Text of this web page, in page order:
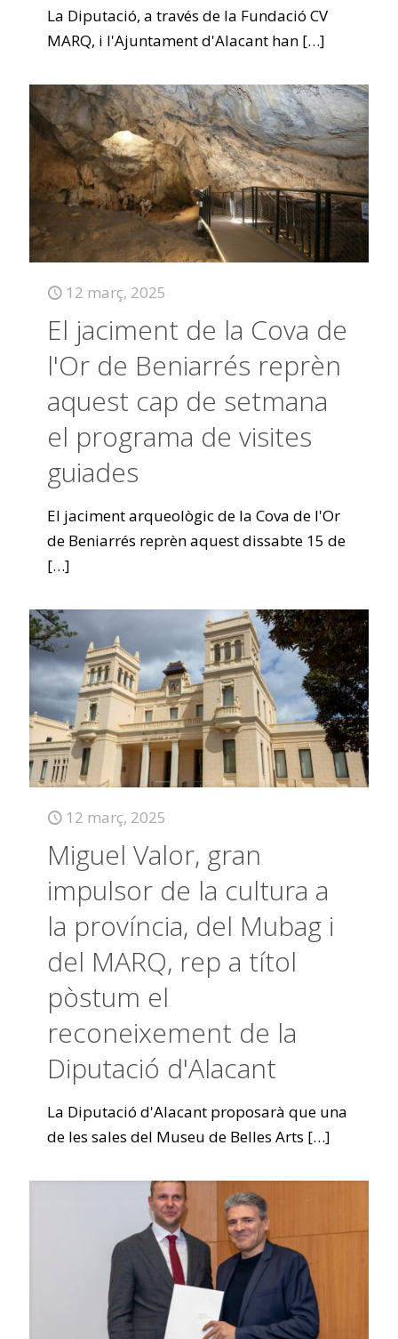
La Diputació, a través de la Fundació CV
MARQ, i l'Ajuntament d'Alacant han […]
12 març, 2025
El jaciment de la Cova de
l'Or de Beniarrés reprèn
aquest cap de setmana
el programa de visites
guiades
El jaciment arqueològic de la Cova de l'Or
de Beniarrés reprèn aquest dissabte 15 de
[…]
12 març, 2025
Miguel Valor, gran
impulsor de la cultura a
la província, del Mubag i
del MARQ, rep a títol
pòstum el
reconeixement de la
Diputació d'Alacant
La Diputació d'Alacant proposarà que una
de les sales del Museu de Belles Arts […]